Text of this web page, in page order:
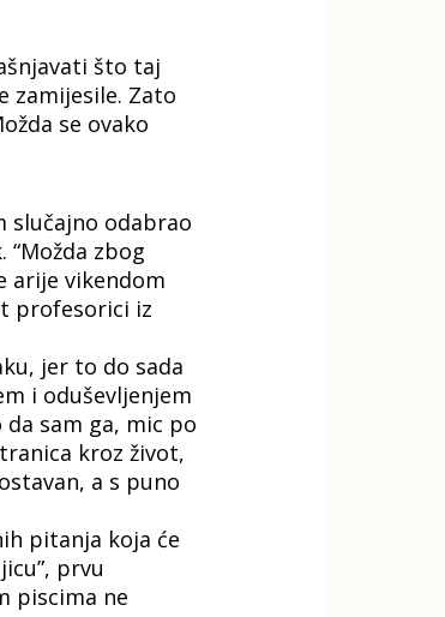
što taj
zamijesile. Zato
se ovako
slučajno odabrao
“Možda zbog
arije vikendom
profesorici iz
jer to do sada
i oduševljenjem
sam ga, mic po
kroz život,
a s puno
pitanja koja će
prvu
piscima ne